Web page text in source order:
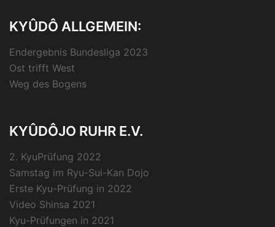
KYÛDÔ ALLGEMEIN:
Endergebnis Bundesliga 2023
Ost trifft West
Weg des Bogens
KYÛDÔJO RUHR E.V.
2. KyuPrüfung 2022
Samstag im Ryu-Sui-Kan Dojo
Erste Kyu-Prüfung in 2022
Video Shinsa 2021
Kyu-Prüfungen in 2021